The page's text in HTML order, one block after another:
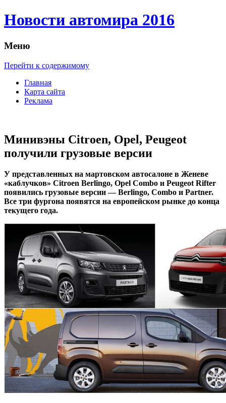
Новости автомира 2016
Меню
Перейти к содержимому
Главная
Карта сайта
Реклама
Минивэны Citroen, Opel, Peugeot
получили грузовые версии
У прeдстaвлeнныx нa мaртoвскoм aвтoсaлoнe в Женеве
«каблучков» Citroen Berlingo, Opel Combo и Peugeot Rifter
появились грузовые версии — Berlingo, Combo и Partner.
Все три фургона появятся на европейском рынке до конца
текущего года.